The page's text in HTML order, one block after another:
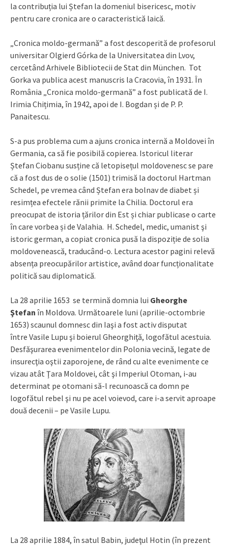
la contribuția lui Ștefan la domeniul bisericesc, motiv
pentru care cronica are o caracteristică laică.
„Cronica moldo-germană” a fost descoperită de profesorul
universitar Olgierd Górka de la Universitatea din Lvov,
cercetând Arhivele Bibliotecii de Stat din München. Tot
Gorka va publica acest manuscris la Cracovia, în 1931. În
România „Cronica moldo-germană” a fost publicată de I.
Irimia Chițimia, în 1942, apoi de I. Bogdan și de P. P.
Panaitescu.
S-a pus problema cum a ajuns cronica internă a Moldovei în
Germania, ca să fie posibilă copierea. Istoricul literar
Ștefan Ciobanu susține că letopisețul moldovenesc se pare
că a fost dus de o solie (1501) trimisă la doctorul Hartman
Schedel, pe vremea când Ștefan era bolnav de diabet și
resimțea efectele rănii primite la Chilia. Doctorul era
preocupat de istoria țărilor din Est și chiar publicase o carte
în care vorbea și de Valahia. H. Schedel, medic, umanist şi
istoric german, a copiat cronica pusă la dispoziție de solia
moldovenească, traducând-o. Lectura acestor pagini relevă
absența preocupărilor artistice, având doar funcționalitate
politică sau diplomatică.
La 28 aprilie 1653 se termină domnia lui Gheorghe
Ştefan în Moldova. Următoarele luni (aprilie-octombrie
1653) scaunul domnesc din Iaşi a fost activ disputat
între Vasile Lupu şi boierul Gheorghiţă, logofătul acestuia.
Desfăşurarea evenimentelor din Polonia vecină, legate de
insurecţia oştii zaporojene, de rând cu alte evenimente ce
vizau atât Ţara Moldovei, cât şi Imperiul Otoman, i-au
determinat pe otomani să-l recunoască ca domn pe
logofătul rebel şi nu pe acel voievod, care i-a servit aproape
două decenii – pe Vasile Lupu.
La 28 aprilie 1884, în satul Babin, judeţul Hotin (în prezent